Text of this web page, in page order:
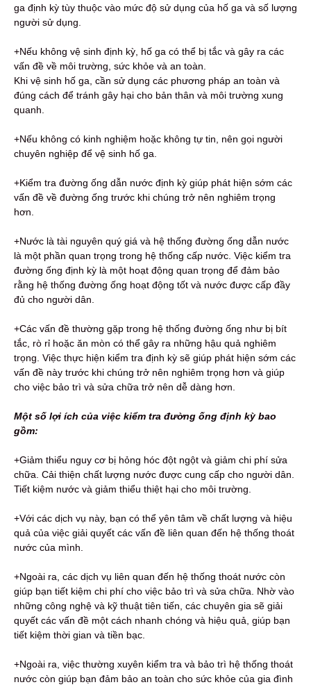
ga định kỳ tùy thuộc vào mức độ sử dụng của hố ga và số lượng
người sử dụng.
+Nếu không vệ sinh định kỳ, hố ga có thể bị tắc và gây ra các
vấn đề về môi trường, sức khỏe và an toàn.
Khi vệ sinh hố ga, cần sử dụng các phương pháp an toàn và
đúng cách để tránh gây hại cho bản thân và môi trường xung
quanh.
+Nếu không có kinh nghiệm hoặc không tự tin, nên gọi người
chuyên nghiệp để vệ sinh hố ga.
+Kiểm tra đường ống dẫn nước định kỳ giúp phát hiện sớm các
vấn đề về đường ống trước khi chúng trở nên nghiêm trọng
hơn.
+Nước là tài nguyên quý giá và hệ thống đường ống dẫn nước
là một phần quan trọng trong hệ thống cấp nước. Việc kiểm tra
đường ống định kỳ là một hoạt động quan trọng để đảm bảo
rằng hệ thống đường ống hoạt động tốt và nước được cấp đầy
đủ cho người dân.
+Các vấn đề thường gặp trong hệ thống đường ống như bị bít
tắc, rò rỉ hoặc ăn mòn có thể gây ra những hậu quả nghiêm
trọng. Việc thực hiện kiểm tra định kỳ sẽ giúp phát hiện sớm các
vấn đề này trước khi chúng trở nên nghiêm trọng hơn và giúp
cho việc bảo trì và sửa chữa trở nên dễ dàng hơn.
Một số lợi ích của việc kiểm tra đường ống định kỳ bao
gồm:
+Giảm thiểu nguy cơ bị hỏng hóc đột ngột và giảm chi phí sửa
chữa. Cải thiện chất lượng nước được cung cấp cho người dân.
Tiết kiệm nước và giảm thiểu thiệt hại cho môi trường.
+Với các dịch vụ này, bạn có thể yên tâm về chất lượng và hiệu
quả của việc giải quyết các vấn đề liên quan đến hệ thống thoát
nước của mình.
+Ngoài ra, các dịch vụ liên quan đến hệ thống thoát nước còn
giúp bạn tiết kiệm chi phí cho việc bảo trì và sửa chữa. Nhờ vào
những công nghệ và kỹ thuật tiên tiến, các chuyên gia sẽ giải
quyết các vấn đề một cách nhanh chóng và hiệu quả, giúp bạn
tiết kiệm thời gian và tiền bạc.
+Ngoài ra, việc thường xuyên kiểm tra và bảo trì hệ thống thoát
nước còn giúp bạn đảm bảo an toàn cho sức khỏe của gia đình